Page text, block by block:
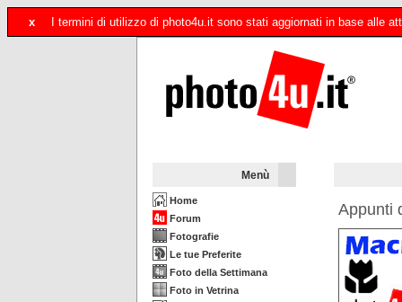
x I termini di utilizzo di photo4u.it sono stati aggiornati in base alle
Menù
Home
Forum
Fotografie
Le tue Preferite
Foto della Settimana
Foto in Vetrina
Appunti